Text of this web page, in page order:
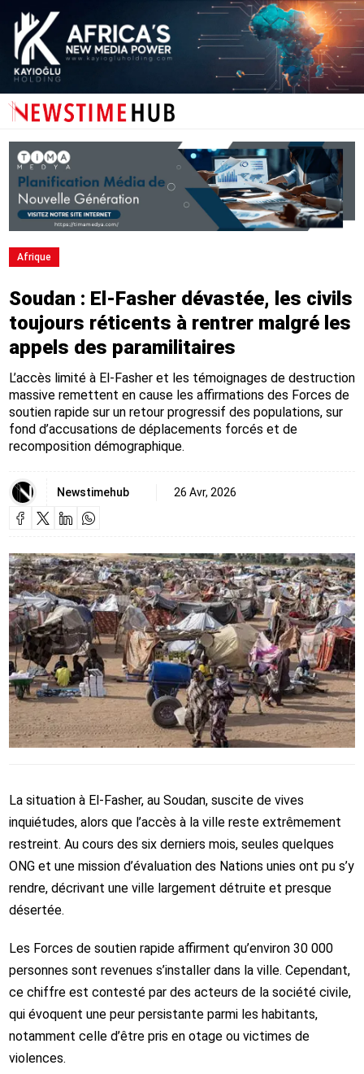
Afrique
Soudan : El-Fasher dévastée, les civils
toujours réticents à rentrer malgré les
appels des paramilitaires
L’accès limité à El-Fasher et les témoignages de destruction
massive remettent en cause les affirmations des Forces de
soutien rapide sur un retour progressif des populations, sur
fond d’accusations de déplacements forcés et de
recomposition démographique.
Newstimehub 26 Avr, 2026
La situation à El-Fasher, au Soudan, suscite de vives
inquiétudes, alors que l’accès à la ville reste extrêmement
restreint. Au cours des six derniers mois, seules quelques
ONG et une mission d’évaluation des Nations unies ont pu s’y
rendre, décrivant une ville largement détruite et presque
désertée.
Les Forces de soutien rapideaffirment qu’environ 30 000
personnes sont revenues s’installer dans la ville. Cependant,
ce chiffre est contesté par des acteurs de la société civile,
qui évoquent une peur persistante parmi les habitants,
notamment celle d’être pris en otage ou victimes de
violences.